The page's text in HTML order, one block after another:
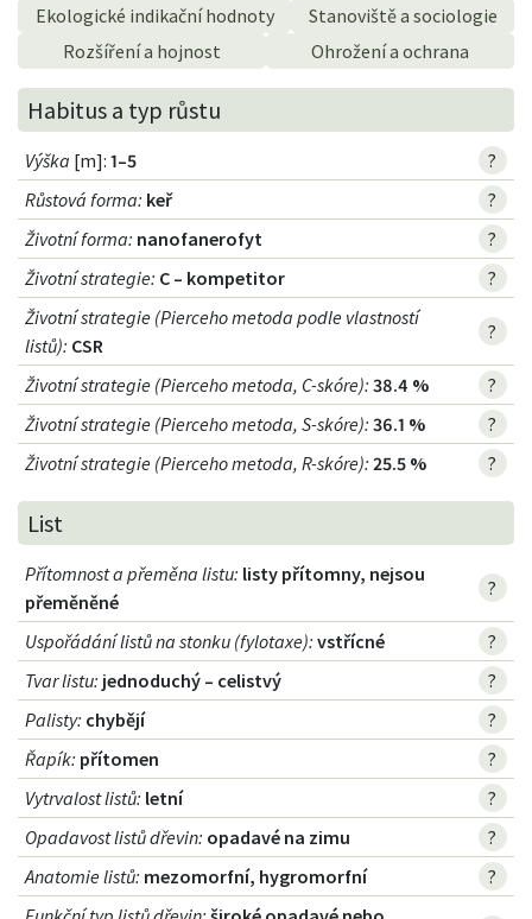
Ekologické indikační hodnoty
Stanoviště a sociologie
Rozšíření a hojnost
Ohrožení a ochrana
Habitus a typ růstu
Výška [m]: 1–5
?
Růstová forma: keř
?
Životní forma: nanofanerofyt
?
Životní strategie: C – kompetitor
?
Životní strategie (Pierceho metoda podle vlastností
listů): CSR
?
Životní strategie (Pierceho metoda, C-skóre): 38.4 %
?
Životní strategie (Pierceho metoda, S-skóre): 36.1 %
?
Životní strategie (Pierceho metoda, R-skóre): 25.5 % ?
List
Přítomnost a přeměna listu: listy přítomny, nejsou
přeměněné
?
Uspořádání listů na stonku (fylotaxe): vstřícné
?
Tvar listu: jednoduchý – celistvý
?
Palisty: chybějí
?
Řapík: přítomen
?
Vytrvalost listů: letní
?
Opadavost listů dřevin: opadavé na zimu
?
Anatomie listů: mezomorfní, hygromorfní
?